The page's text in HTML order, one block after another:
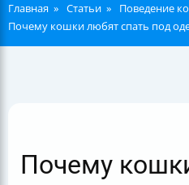
Главная Статьи
Поведение
Почему кошки любят спать под
Почему